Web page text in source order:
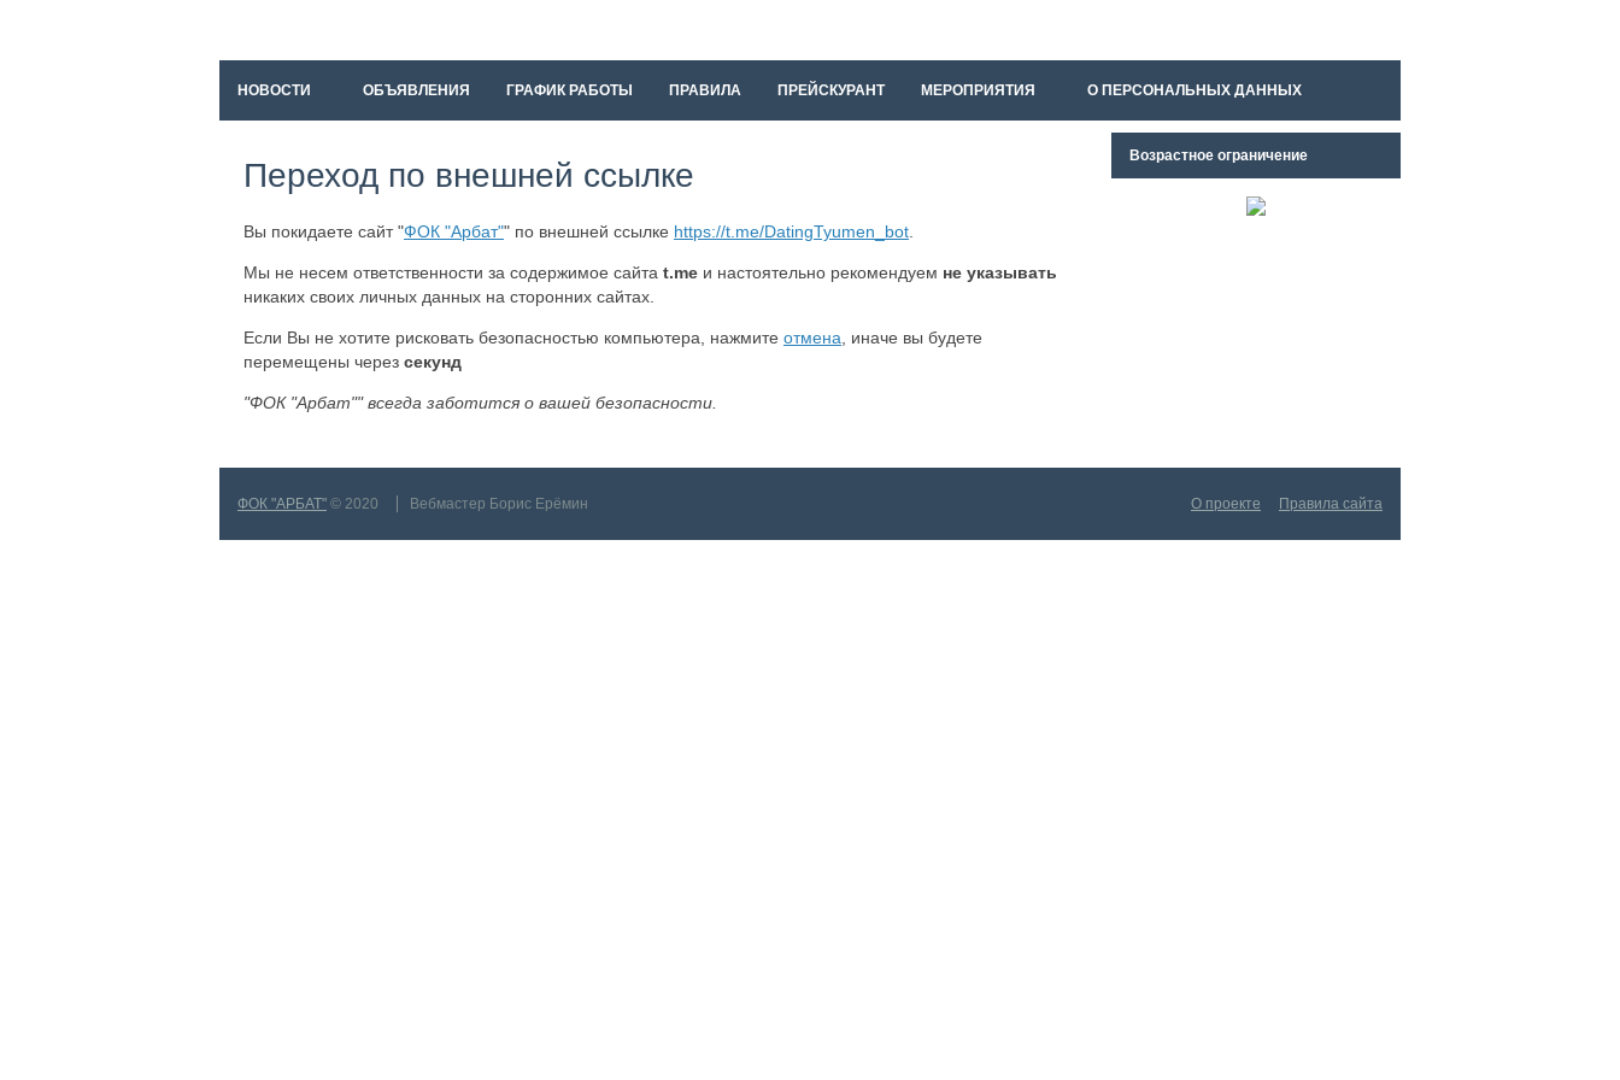
НОВОСТИ ОБЪЯВЛЕНИЯ ГРАФИК РАБОТЫ ПРАВИЛА ПРЕЙСКУРАНТ МЕРОПРИЯТИЯ О ПЕРСОНАЛЬНЫХ ДАННЫХ
Переход по внешней ссылке
Вы покидаете сайт "ФОК "Арбат"" по внешней ссылке https://t.me/DatingTyumen_bot
Мы не несем ответственности за содержимое сайта t.me и настоятельно рекомендуем не указывать
никаких своих личных данных на сторонних сайтах.
Если Вы не хотите рисковать безопасностью компьютера, нажмите отмена , иначе вы будете
перемещены через секунд
"ФОК "Арбат"" всегда заботится о вашей безопасности.
Возрастное ограничение
ФОК "АРБАТ" © 2020 Вебмастер Борис Ерёмин О проекте Правила сайта